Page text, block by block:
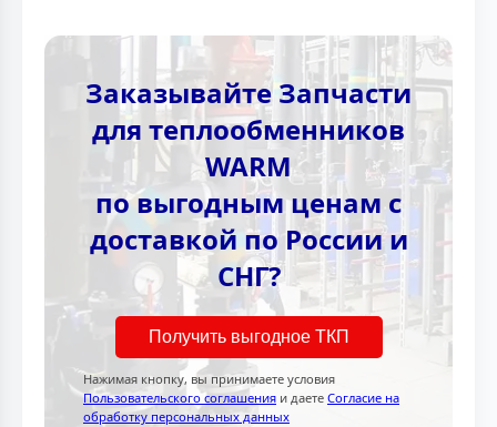
Заказывайте Запчасти
для теплообменников
WARM
по выгодным ценам с
доставкой по России и
СНГ?
Получить выгодное ТКП
Нажимая кнопку, вы принимаете условия
Пользовательского соглашения и даете Согласие на
обработку персональных данных